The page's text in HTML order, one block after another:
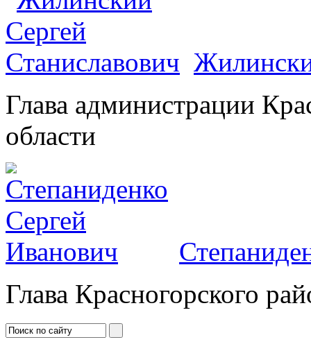
Глава администрации
области
Глава Красногорского